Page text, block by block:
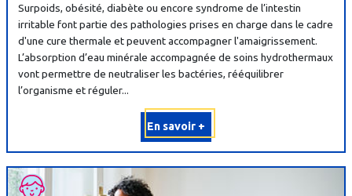
Surpoids, obésité, diabète ou encore syndrome de l’intestin
irritable font partie des pathologies prises en charge dans le cadre
d'une cure thermale et peuvent accompagner l'amaigrissement.
L’absorption d’eau minérale accompagnée de soins hydrothermaux
vont permettre de neutraliser les bactéries, rééquilibrer
l’organisme et réguler...
En savoir +